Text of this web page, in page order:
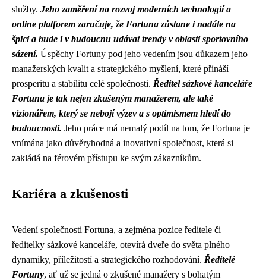
služby. Jeho zaměření na rozvoj moderních technologií a
online platforem zaručuje, že Fortuna zůstane i nadále na
špici a bude i v budoucnu udávat trendy v oblasti sportovního
sázení. Úspěchy Fortuny pod jeho vedením jsou důkazem jeho
manažerských kvalit a strategického myšlení, které přináší
prosperitu a stabilitu celé společnosti. Ředitel sázkové kanceláře
Fortuna je tak nejen zkušeným manažerem, ale také
vizionářem, který se nebojí výzev a s optimismem hledí do
budoucnosti. Jeho práce má nemalý podíl na tom, že Fortuna je
vnímána jako důvěryhodná a inovativní společnost, která si
zakládá na férovém přístupu ke svým zákazníkům.
Kariéra a zkušenosti
Vedení společnosti Fortuna, a zejména pozice ředitele či
ředitelky sázkové kanceláře, otevírá dveře do světa plného
dynamiky, příležitostí a strategického rozhodování. Ředitelé
Fortuny, ať už se jedná o zkušené manažery s bohatým